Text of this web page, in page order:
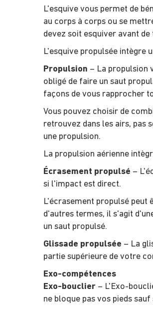
L'esquive vous permet de
au corps à corps ou se
devez soit esquiver avant
L'esquive propulsée intègre
Propulsion – La propulsion
obligé de faire un saut
façons de vous rapprocher
Vous pouvez choisir de
retrouvez dans les airs, pas
une propulsion.
La propulsion aérienne
Écrasement propulsé –
si l'impact est direct.
L'écrasement propulsé peut
d'autres termes, il s'agit
un saut propulsé.
Glissade propulsée – La
partie supérieure de votre
Exo-compétences
Exo-bouclier – L'Exo-
ne bloque pas vos pieds